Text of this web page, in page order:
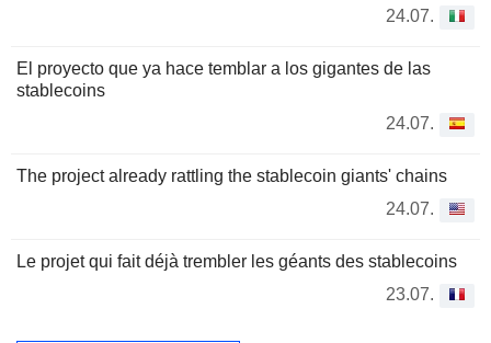
24.07.
El proyecto que ya hace temblar a los gigantes de las
stablecoins
24.07.
The project already rattling the stablecoin giants' chains
24.07.
Le projet qui fait déjà trembler les géants des stablecoins
23.07.